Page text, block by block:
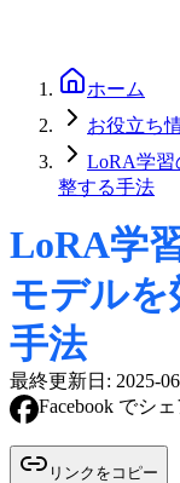
ホーム
お役立ち
LoRA学習
整する手法
LoRA学
モデルを
手法
最終更新日: 2025-
Facebook でシェ
リンクをコピー